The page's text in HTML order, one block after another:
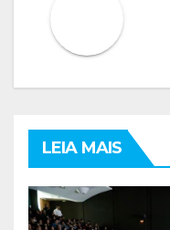
LEIA MAIS